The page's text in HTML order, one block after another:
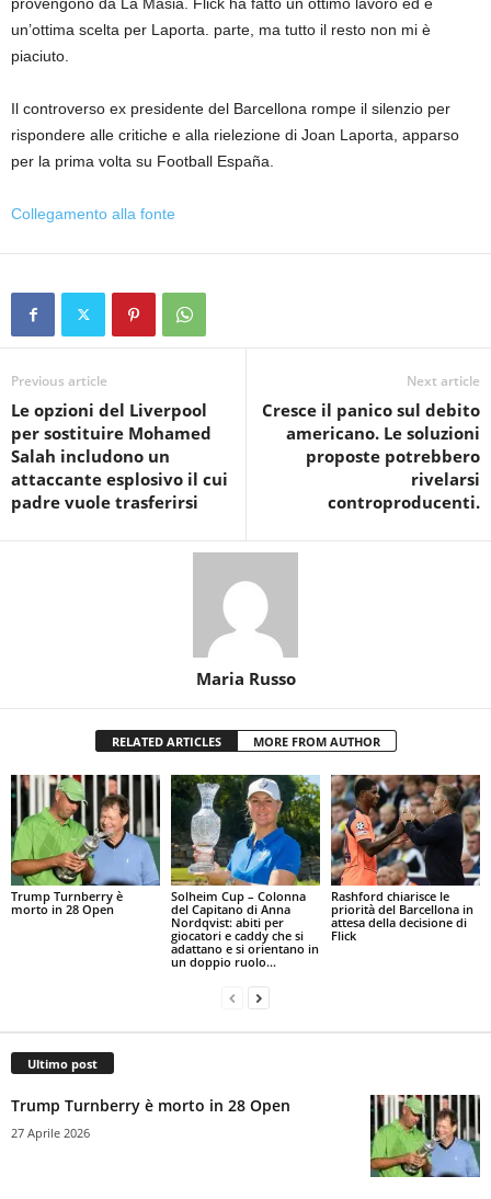
un’ottima scelta per Laporta. parte, ma tutto il resto non mi è
piaciuto.
Il controverso ex presidente del Barcellona rompe il silenzio per
rispondere alle critiche e alla rielezione di Joan Laporta, apparso
per la prima volta su Football España.
Collegamento alla fonte
Previous article
Le opzioni del Liverpool
per sostituire Mohamed
Salah includono un
attaccante esplosivo il cui
padre vuole trasferirsi
Next article
Cresce il panico sul debito
americano. Le soluzioni
proposte potrebbero
rivelarsi
controproducenti.
Maria Russo
RELATED ARTICLES MORE FROM AUTHOR
Trump Turnberry è
morto in 28 Open
Solheim Cup – Colonna
del Capitano di Anna
Nordqvist: abiti per
giocatori e caddy che si
adattano e si orientano in
un doppio ruolo...
Rashford chiarisce le
priorità del Barcellona in
attesa della decisione di
Flick
Ultimo post
Trump Turnberry è morto in 28 Open
27 Aprile 2026